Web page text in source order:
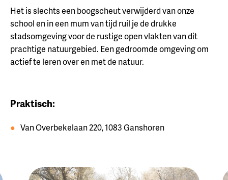
Het is slechts een boogscheut verwijderd van onze
school en in een mum van tijd ruil je de drukke
stadsomgeving voor de rustige open vlakten van dit
prachtige natuurgebied. Een gedroomde omgeving om
actief te leren over en met de natuur.
Praktisch:
Van Overbekelaan 220, 1083 Ganshoren